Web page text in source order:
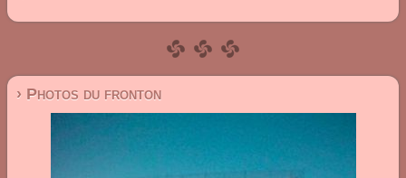
› Photos du fronton